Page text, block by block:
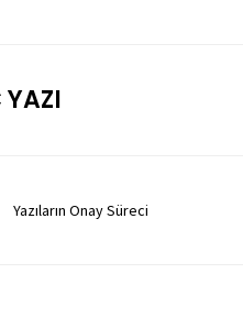
YAZI
Yazıların Onay Süreci